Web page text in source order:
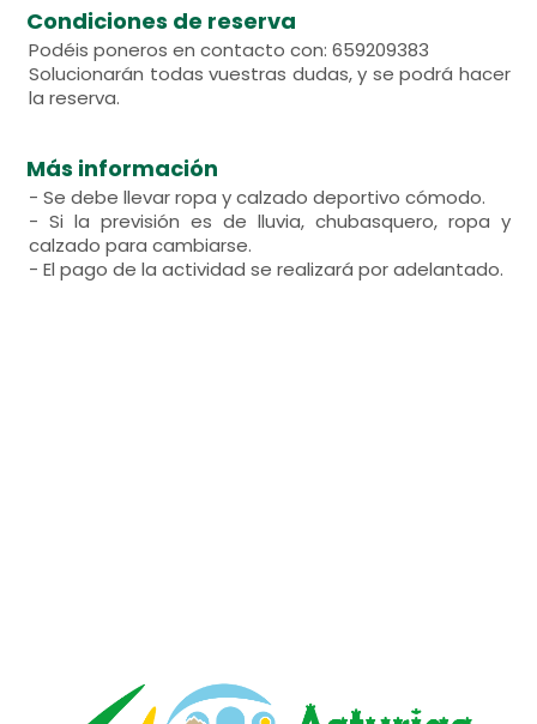
Condiciones de reserva
Podéis poneros en contacto con: 659209383
Solucionarán todas vuestras dudas, y se podrá hacer
la reserva.
Más información
- Se debe llevar ropa y calzado deportivo cómodo.
- Si la previsión es de lluvia, chubasquero, ropa y
calzado para cambiarse.
- El pago de la actividad se realizará por adelantado.